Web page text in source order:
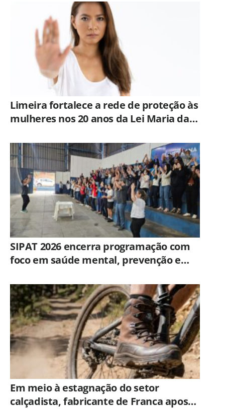
Limeira fortalece a rede de proteção às
mulheres nos 20 anos da Lei Maria da
SIPAT 2026 encerra programação com
foco em saúde mental, prevenção e
Americana
Em meio à estagnação do setor
calçadista, fabricante de Franca aposta